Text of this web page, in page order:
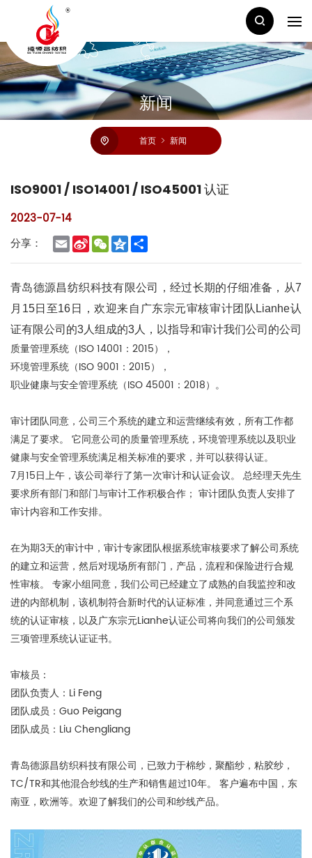
新闻
首页 新闻
ISO9001 / ISO14001 / ISO45001 认证
2023-07-14
分享：
EmailSina
Weibo
WeChat
Qzone
青岛德源昌纺织科技有限公司，经过长期的仔细准备，从7
月15日至16日，欢迎来自广东宗元审核审计团队Lianhe认
证有限公司的3人组成的3人，以指导和审计我们公司的公司
质量管理系统（ISO 14001：2015），
环境管理系统（ISO 9001：2015），
职业健康与安全管理系统（ISO 45001：2018）。
审计团队同意，公司三个系统的建立和运营继续有效，所有工作都
满足了要求。 它同意公司的质量管理系统，环境管理系统以及职业
健康与安全管理系统满足相关标准的要求，并可以获得认证。
7月15日上午，该公司举行了第一次审计和认证会议。 总经理天先生
要求所有部门和部门与审计工作积极合作； 审计团队负责人安排了
审计内容和工作安排。
在为期3天的审计中，审计专家团队根据系统审核要求了解公司系统
的建立和运营，然后对现场所有部门，产品，流程和保险进行合规
性审核。 专家小组同意，我们公司已经建立了成熟的自我监控和改
进的内部机制，该机制符合新时代的认证标准，并同意通过三个系
统的认证审核，以及广东宗元Lianhe认证公司将向我们的公司颁发
三项管理系统认证证书。
审核员：
团队负责人：Li Feng
团队成员：Guo Peigang
团队成员：Liu Chengliang
青岛德源昌纺织科技有限公司，已致力于棉纱，聚酯纱，粘胶纱，
TC/TR和其他混合纱线的生产和销售超过10年。 客户遍布中国，东
南亚，欧洲等。欢迎了解我们的公司和纱线产品。